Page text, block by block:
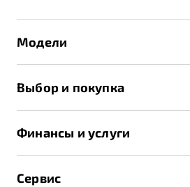
Модели
X70
Выбор и покупка
Записаться на тест-драйв
Финансы и услуги
Сервис